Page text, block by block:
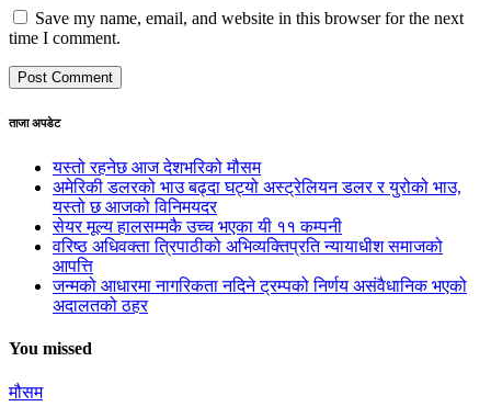
Save my name, email, and website in this browser for the next
time I comment.
ताजा अपडेट
यस्तो रहनेछ आज देशभरिको मौसम
अमेरिकी डलरको भाउ बढ्दा घट्यो अस्ट्रेलियन डलर र युरोको भाउ,
यस्तो छ आजको विनिमयदर
सेयर मूल्य हालसम्मकै उच्च भएका यी ११ कम्पनी
वरिष्ठ अधिवक्ता त्रिपाठीको अभिव्यक्तिप्रति न्यायाधीश समाजको
आपत्ति
जन्मको आधारमा नागरिकता नदिने ट्रम्पको निर्णय असंवैधानिक भएको
अदालतको ठहर
You missed
मौसम